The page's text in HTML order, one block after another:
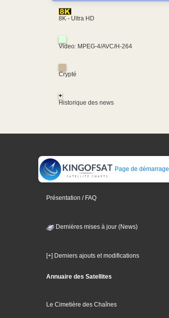
8K - Ultra HD
Video: MPEG-4/AVC/H-264
Crypté
+
Historique des news
Page de démarrage
Présentation / FAQ
Dernières mises à jour (News)
[+] Derniers ajouts et modifications
Annuaire des Satellites
Le Cimetière des Chaînes